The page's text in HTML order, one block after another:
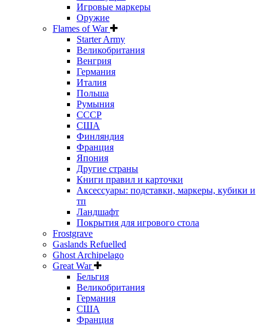
Игровые маркеры
Оружие
Flames of War
Starter Army
Великобритания
Венгрия
Германия
Италия
Польша
Румыния
СССР
США
Финляндия
Франция
Япония
Другие страны
Книги правил и карточки
Аксессуары: подставки, маркеры, кубики и
тп
Ландшафт
Покрытия для игрового стола
Frostgrave
Gaslands Refuelled
Ghost Archipelago
Great War
Бельгия
Великобритания
Германия
США
Франция